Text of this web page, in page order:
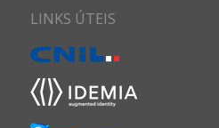
LINKS ÚTEIS